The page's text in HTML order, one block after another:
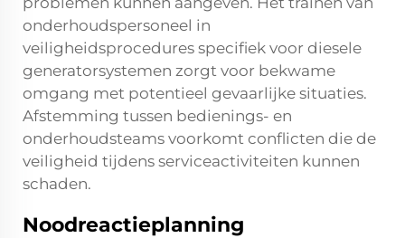
onderhoudspersoneel in
veiligheidsprocedures specifiek voor diesele
generatorsystemen zorgt voor bekwame
omgang met potentieel gevaarlijke situaties.
Afstemming tussen bedienings- en
onderhoudsteams voorkomt conflicten die de
veiligheid tijdens serviceactiviteiten kunnen
schaden.
Noodreactieplanning